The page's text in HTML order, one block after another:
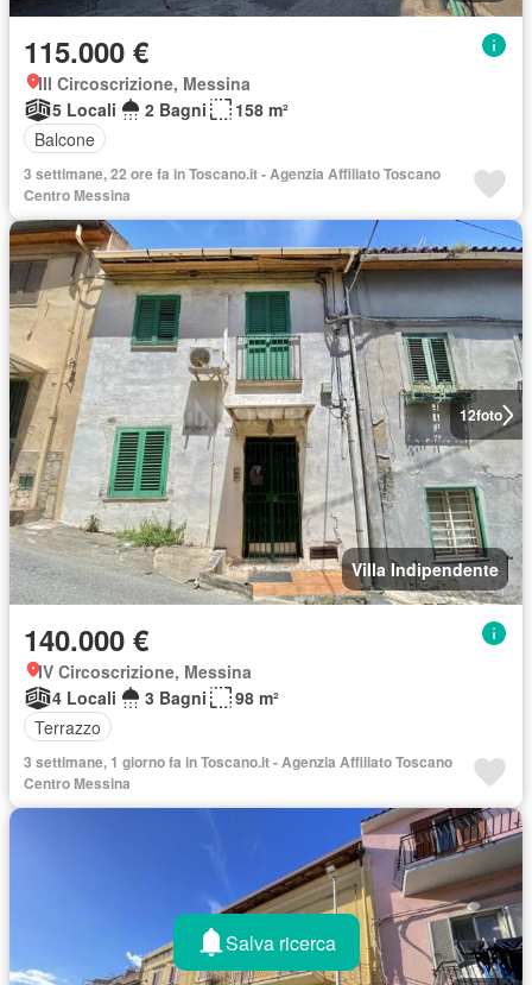
115.000 €
III Circoscrizione, Messina
5 Locali
2 Bagni
158 m²
Balcone
3 settimane, 22 ore fa in Toscano.it - Agenzia Affiliato Toscano
Centro Messina
12foto
Villa Indipendente
140.000 €
IV Circoscrizione, Messina
4 Locali
3 Bagni
98 m²
Terrazzo
3 settimane, 1 giorno fa in Toscano.it - Agenzia Affiliato Toscano
Centro Messina
Salva ricerca